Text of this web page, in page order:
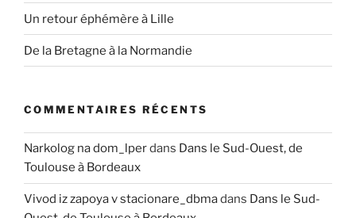
Un retour éphémère à Lille
De la Bretagne à la Normandie
COMMENTAIRES RÉCENTS
Narkolog na dom_lperdans Dans le Sud-Ouest, de
Toulouse à Bordeaux
Vivod iz zapoya v stacionare_dbmadans Dans le Sud-